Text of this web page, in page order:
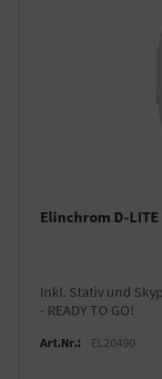
Elinchrom D-LITE
inkl. Stativ und Skyport PLUS Sender, ohne Reflektor
- READY TO GO!
Art.Nr.: EL20490